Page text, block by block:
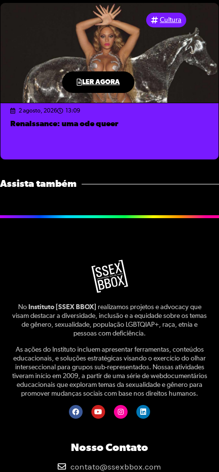
LER AGORA
Cultura
2 agosto, 2026 13:09
Renaissance: uma ode queer
Assista também
No Instituto [SSEX BBOX]
realizamos projetos e advocacy que
visam destacar a diversidade, inclusão e a equidade sobre os temas
de gênero, sexualidade, população LGBTQIAP+, raça, etnia e
pessoas com deficiência.
As ações do Instituto incluem apresentar ferramentas, conteúdos
educacionais, e soluções estratégicas visando o exercício do olhar
interseccional para grupos sub-representados. Nossas atividades
tiveram início em 2009, a partir de uma série de webdocumentários
educacionais que exploram temas da sexualidade e gênero para
promover mudanças sociais com base nos direitos humanos.
Nosso Contato
contato@ssexbbox.com